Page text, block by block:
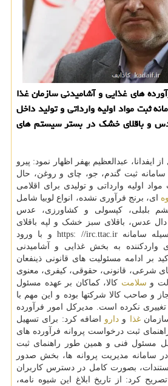
های غذایی و آشامیدنی سازمان غذا
ثبت مواد اولیه وارداتی و تولید داخل
و باقلای خشک در بستر سیستم های
ایفدانا، عبدالعظیم بهفر اظهار نمود: پیرو
سامانه ثبت گندم، جو، چای و روغن، حال
اولیه وارداتی و تولیدی برای اقلامی
ای، برنج فرآوری نشده، انواع لوبیا شامل
بلبلی، کپسولی و کشاورزی، عدس
عدس، باقلای سبز خشک و لپه باقلای
زرد خشک نیز فقط بوسیله سامانه https: //irc.ttac.ir و با ورود
به بخش غذایی و آشامیدنی
بر ادامه مسئولیت های قانونی ذینفعان
شرعی، قانونی، حقوقی، کیفری، معنوی
و سلامت کالا، کماکان بر عهده مسئول
و صاحب کالا شرکتها بوده و این مهم با
تغییری نکرده است. مدیرکل امور فرآورده
غذا و دارو اضافه کرد: برای تسهیل
ثبت درخواست پروانه فرآورده های
مسئول فنی و همین طور راهنمای ثبت
سامانه مدیریت پروانه ها، بخش صدور
بصورت کامل در دسترس کاربران
کرد: از تاریخ ابلاغ این شیوه نامه،